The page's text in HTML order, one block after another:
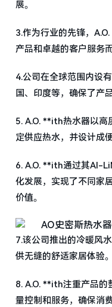
展。
3.作为行业的先锋，
产品和卓越的客户服务而
4.公司在全球范围内设
国、印度等，确保了产
5. A.O. **ith热水器以高
定供应热水，并设计成
6. A.O. **ith通过其AI-
化发展，实现了不同家
价值。
7.该公司推出的冷暖风
供无缝的舒适家居体验。
8. A.O. **ith注重产品的
量控制和服务，确保消